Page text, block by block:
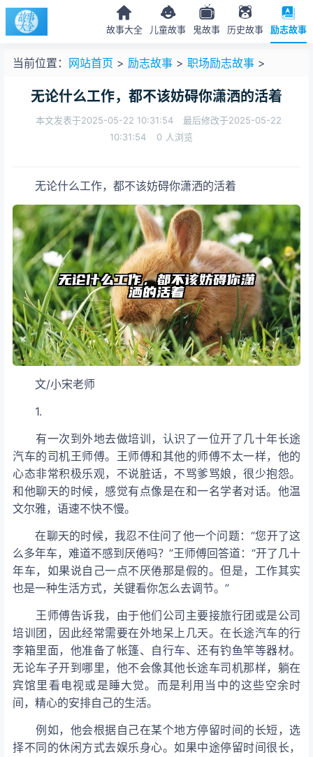
故事大全 儿童故事 鬼故事 历史故事 励志故事
当前位置： 网站首页 > 励志故事 > 职场励志故事 >
无论什么工作，都不该妨碍你潇洒的活着
本文发表于2025-05-22 10:31:54
最后修改于2025-05-22
10:31:54
0 人浏览
无论什么工作，都不该妨碍你潇洒的活着
文/小宋老师
1.
有一次到外地去做培训，认识了一位开了几十年长途
汽车的司机王师傅。王师傅和其他的师傅不太一样，他的
心态非常积极乐观，不说脏话，不骂爹骂娘，很少抱怨。
和他聊天的时候，感觉有点像是在和一名学者对话。他温
文尔雅，语速不快不慢。
在聊天的时候，我忍不住问了他一个问题：“您开了这
么多年车，难道不感到厌倦吗？”王师傅回答道：“开了几十
年车，如果说自己一点不厌倦那是假的。但是，工作其实
也是一种生活方式，关键看你怎么去调节。”
王师傅告诉我，由于他们公司主要接旅行团或是公司
培训团，因此经常需要在外地呆上几天。在长途汽车的行
李箱里面，他准备了帐篷、自行车、还有钓鱼竿等器材。
无论车子开到哪里，他不会像其他长途车司机那样，躺在
宾馆里看电视或是睡大觉。而是利用当中的这些空余时
间，精心的安排自己的生活。
例如，他会根据自己在某个地方停留时间的长短，选
择不同的休闲方式去娱乐身心。如果中途停留时间很长，